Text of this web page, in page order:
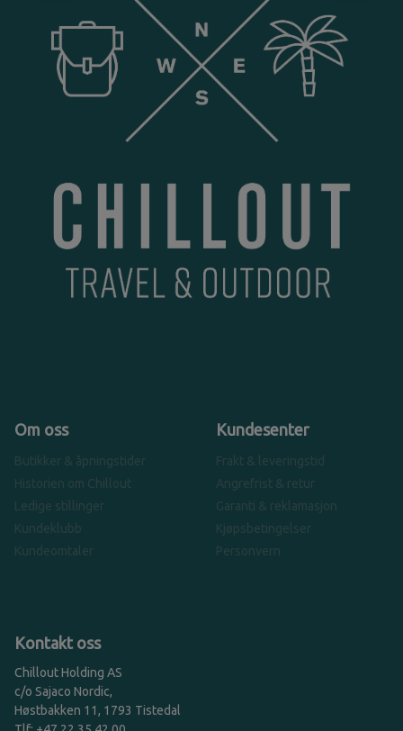
Om oss
Butikker & åpningstider
Historien om Chillout
Ledige stillinger
Kundeklubb
Kundeomtaler
Kundesenter
Frakt & leveringstid
Angrefrist & retur
Garanti & reklamasjon
Kjøpsbetingelser
Personvern
Kontakt oss
Chillout Holding AS
c/o Sajaco Nordic,
Høstbakken 11, 1793 Tistedal